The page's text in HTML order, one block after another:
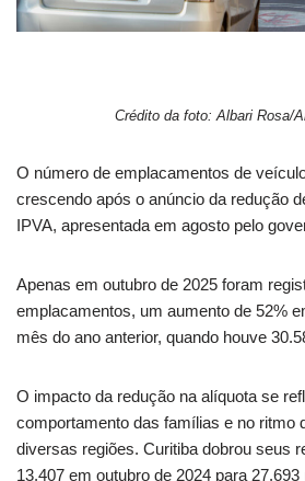
Crédito da foto: Albari Rosa/
O número de emplacamentos de
crescendo após o anúncio da redução
IPVA, apresentada em agosto pelo
Apenas em outubro de 2025 foram
emplacamentos, um aumento de 52%
mês do ano anterior, quando houve
O impacto da redução na alíquota se
comportamento das famílias e no ritmo
diversas regiões. Curitiba dobrou seus
13.407 em outubro de 2024 para